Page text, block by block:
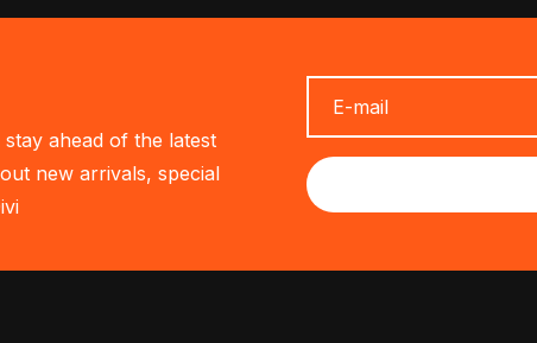
ahead of the latest
new arrivals, special